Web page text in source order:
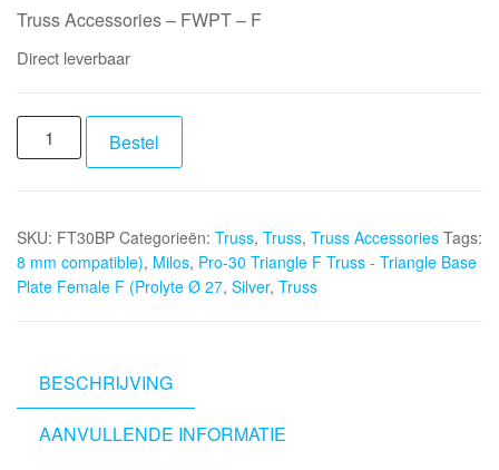
Truss Accessories – FWPT – F
Direct leverbaar
MILOS
Pro-
F
Truss
-
Plate
Female
Bestel
SKU: FT30BP Categorieën: Truss, Truss, Truss Accessories Tags:
8 mm compatible), Milos, Pro-30 Triangle F Truss - Triangle Base
Plate Female F (Prolyte Ø 27, Silver, Truss
BESCHRIJVING
AANVULLENDE INFORMATIE